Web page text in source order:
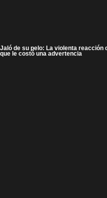
Jaló de su pelo: La violenta reacción
que le costó una advertencia